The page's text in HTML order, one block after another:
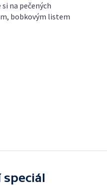
na pečených
bobkovým listem
speciál